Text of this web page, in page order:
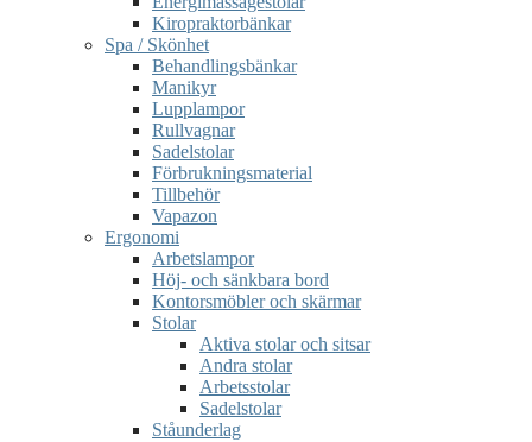
Kiropraktorbänkar
Spa / Skönhet
Behandlingsbänkar
Manikyr
Lupplampor
Rullvagnar
Sadelstolar
Förbrukningsmaterial
Tillbehör
Vapazon
Ergonomi
Arbetslampor
Höj- och sänkbara bord
Kontorsmöbler och skärmar
Stolar
Aktiva stolar och sitsar
Andra stolar
Arbetsstolar
Sadelstolar
Ståunderlag